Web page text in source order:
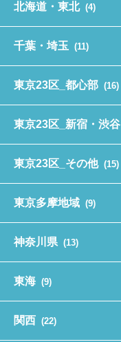
北海道・東北 (4)
千葉・埼玉 (11)
東京23区_都心部 (16)
東京23区_新宿・渋
東京23区_その他 (15)
東京多摩地域 (9)
神奈川県 (13)
東海 (9)
関西 (22)